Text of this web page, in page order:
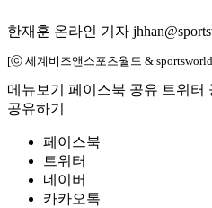
한재훈 온라인 기자
[ⓒ 세계비즈앤스포츠월드 &
메뉴보기 페이스북 공유 트위터
공유하기
페이스북
트위터
네이버
카카오톡